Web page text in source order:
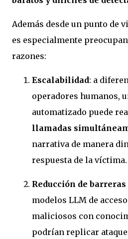
Además desde un punto de
es especialmente
razones:
Escalabilidad: a
operadores humanos,
automatizado puede
llamadas
narrativa de manera
respuesta de la víctima.
Reducción de
modelos LLM de
maliciosos con
podrían replicar